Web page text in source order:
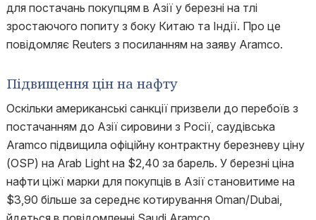
для постачань покупцям в Азії у березні на тлі
зростаючого попиту з боку Китаю та Індії. Про це
повідомляє Reuters з посиланням на заяву Aramco.
Підвищення цін на нафту
Оскільки американські санкції призвели до перебоїв з
постачанням до Азії сировини з Росії, саудівська
Aramco підвищила офіційну контрактну березневу ціну
(OSP) на Arab Light на $2,40 за барель. У березні ціна
нафти ціжї марки для покупців в Азії становитиме на
$3,90 більше за середнє котирування Oman/Dubai,